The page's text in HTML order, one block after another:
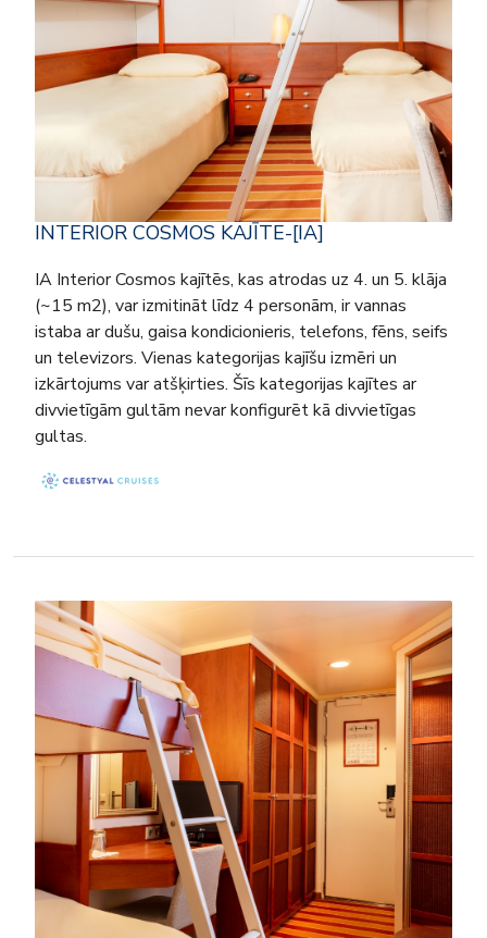
INTERIOR COSMOS KAJĪTE-[IA]
IA Interior Cosmos kajītēs, kas atrodas uz 4. un 5. klāja
(~15 m2), var izmitināt līdz 4 personām, ir vannas
istaba ar dušu, gaisa kondicionieris, telefons, fēns, seifs
un televizors. Vienas kategorijas kajīšu izmēri un
izkārtojums var atšķirties. Šīs kategorijas kajītes ar
divvietīgām gultām nevar konfigurēt kā divvietīgas
gultas.